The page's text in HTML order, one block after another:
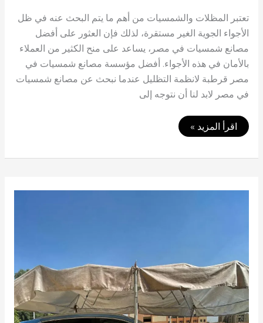
تعتبر المظلات والشمسيات من أهم ما يتم البحث عنه في ظل
الأجواء الجوية الغير مستقرة، لذلك فإن العثور على أفضل
مصانع شمسيات في مصر، يساعد على منح الكثير من العملاء
بالأمان في هذه الأجواء. أفضل مؤسسة مصانع شمسيات في
مصر قرطبة لانظمة التظليل عندما نبحث عن مصانع شمسيات
في مصر لابد لنا أن نتوجه إلى
أكبر
مصانع
اقرأ المزيد »